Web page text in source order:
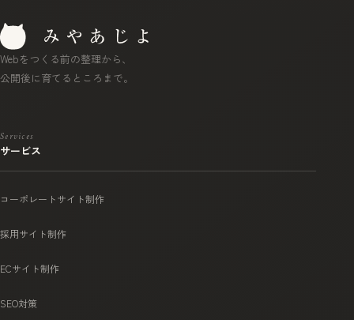
Webをつくる前の整理から、
公開後に育てるところまで。
Services
サービス
コーポレートサイト制作
採用サイト制作
ECサイト制作
SEO対策